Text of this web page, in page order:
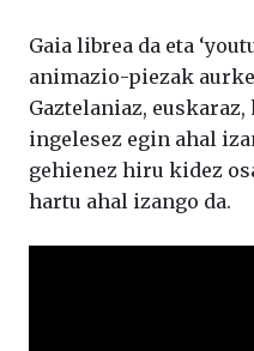
Gaia librea da eta
animazio-piezak
Gaztelaniaz,
ingelesez egin ahal
gehienez hiru kidez
hartu ahal izango da.